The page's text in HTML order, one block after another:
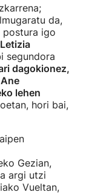
da,
postura igo
segundora
dagokionez,
lehen
hori bai,
Gezian,
argi utzi
Vueltan,